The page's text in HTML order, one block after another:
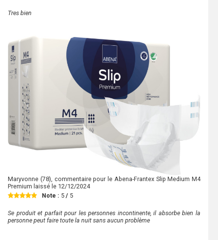
Tres bien
Maryvonne (78), commentaire pour le Abena-Frantex Slip Medium M4
Premium laissé le 12/12/2024
Note : 5 / 5
Se produit et parfait pour les personnes incontinente, il absorbe bien la
personne peut faire toute la nuit sans aucun problème